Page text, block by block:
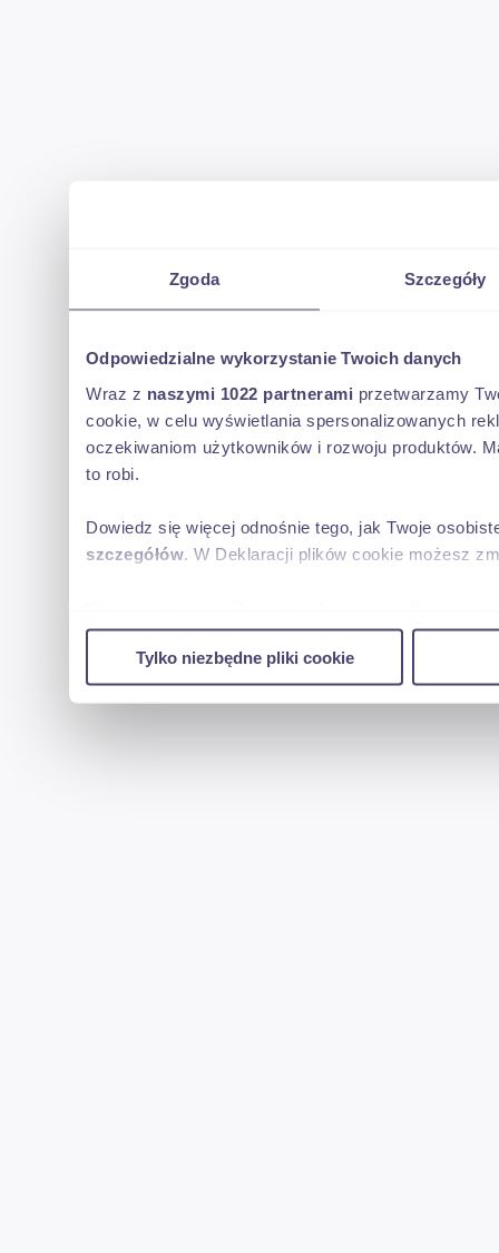
Zgoda Szczegóły
Odpowiedzialne wykorzystanie Twoich danych
Wraz z naszymi 1022 partnerami przetwarzamy
cookie, w celu wyświetlania spersonalizowanych
oczekiwaniom użytkowników i rozwoju produktów.
to robi.
Dowiedz się więcej odnośnie tego, jak Twoje
szczegółów . W Deklaracji plików cookie możesz
w naszej witrynie. Informacje o tym, jak korzystasz
reklamowym i analitycznym. Partnerzy mogą
uzyskanymi podczas korzystania z ich usług.
Tylko niezbędne pliki cookie